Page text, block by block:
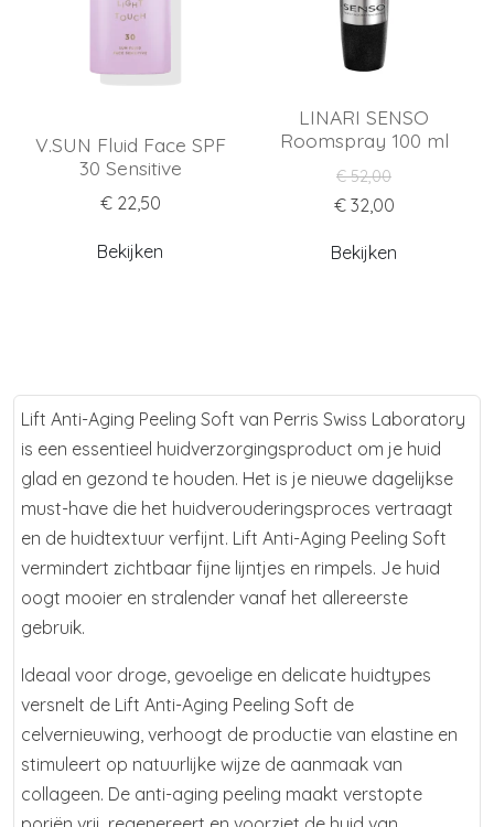
V.SUN Fluid Face SPF
30 Sensitive
€ 22,50
Bekijken
LINARI SENSO
Roomspray 100 ml
€ 52,00
€ 32,00
Bekijken
Lift Anti-Aging Peeling Soft van Perris Swiss Laboratory
is een essentieel huidverzorgingsproduct om je huid
glad en gezond te houden. Het is je nieuwe dagelijkse
must-have die het huidverouderingsproces vertraagt
en de huidtextuur verfijnt. Lift Anti-Aging Peeling Soft
vermindert zichtbaar fijne lijntjes en rimpels. Je huid
oogt mooier en stralender vanaf het allereerste
gebruik.
Ideaal voor droge, gevoelige en delicate huidtypes
versnelt de Lift Anti-Aging Peeling Soft de
celvernieuwing, verhoogt de productie van elastine en
stimuleert op natuurlijke wijze de aanmaak van
collageen. De anti-aging peeling maakt verstopte